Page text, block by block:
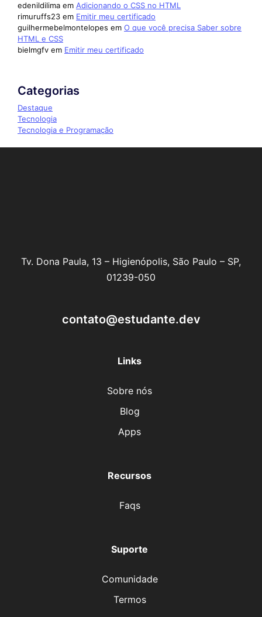
edenildilima em Adicionando o CSS no HTML
rimuruffs23 em Emitir meu certificado
guilhermebelmontelopes em O que você precisa Saber sobre
HTML e CSS
bielmgfv em Emitir meu certificado
Categorias
Destaque
Tecnologia
Tecnologia e Programação
Tv. Dona Paula, 13 – Higienópolis, São Paulo – SP,
01239-050
contato@estudante.dev
Links
Sobre nós
Blog
Apps
Recursos
Faqs
Suporte
Comunidade
Termos